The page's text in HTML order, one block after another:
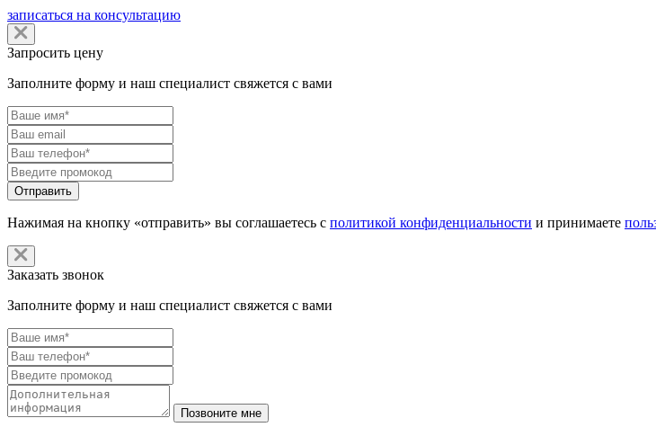
записаться на консультацию
Запросить цену
Заполните форму и наш специалист свяжется с вами
Нажимая на кнопку «отправить» вы соглашаетесь с политикой конфиденциальности и принимаете
Заказать звонок
Заполните форму и наш специалист свяжется с вами